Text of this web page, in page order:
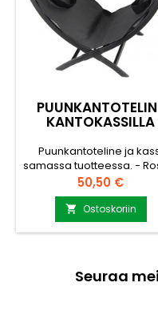
KANTOKASSILLA
Puunkantoteline ja
samassa tuotteessa. -
voi puhdistaa telineestä
kassin avulla helposti. -
Toimitetaan siistissä
pahvilaatikossa. -
voi käyttää ilman
Hinta
50,50 €
 Ostoskoriin
Seuraa